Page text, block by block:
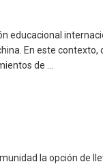
educacional
En este contexto,
de ...
la opción de